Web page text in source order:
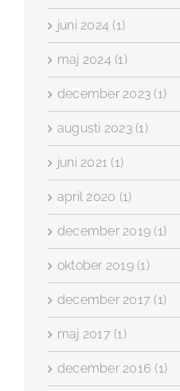
juni 2024 (1)
maj 2024 (1)
december 2023 (1)
augusti 2023 (1)
juni 2021 (1)
april 2020 (1)
december 2019 (1)
oktober 2019 (1)
december 2017 (1)
maj 2017 (1)
december 2016 (1)